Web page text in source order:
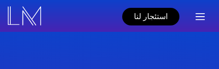
استئجار لنا